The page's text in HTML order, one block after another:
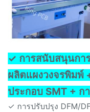
✓ การสนับสนุนกา
ผลิตแผงวงจรพิมพ์
ประกอบ SMT + ก
✓ การปรับปรุง DFM/